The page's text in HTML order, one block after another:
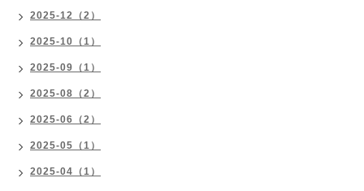
2025-12（2）
2025-10（1）
2025-09（1）
2025-08（2）
2025-06（2）
2025-05（1）
2025-04（1）